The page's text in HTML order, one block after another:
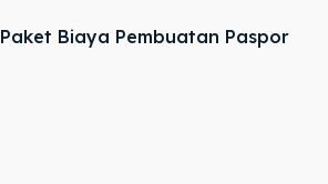
Paket Biaya Pembuatan Paspor